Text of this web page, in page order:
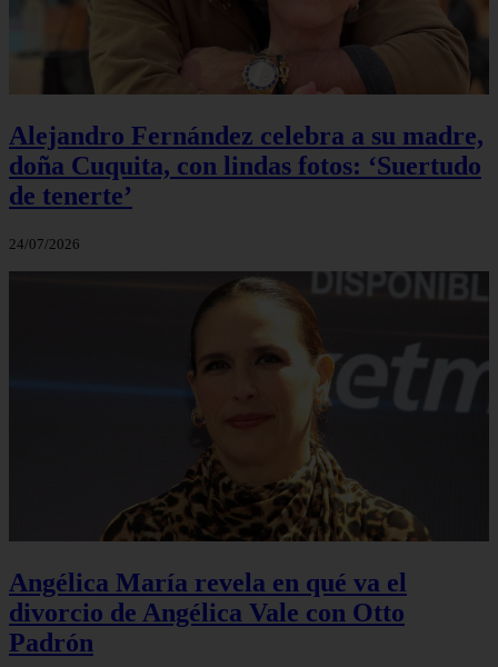
Alejandro Fernández celebra a su madre,
doña Cuquita, con lindas fotos: ‘Suertudo
de tenerte’
24/07/2026
Angélica María revela en qué va el
divorcio de Angélica Vale con Otto
Padrón